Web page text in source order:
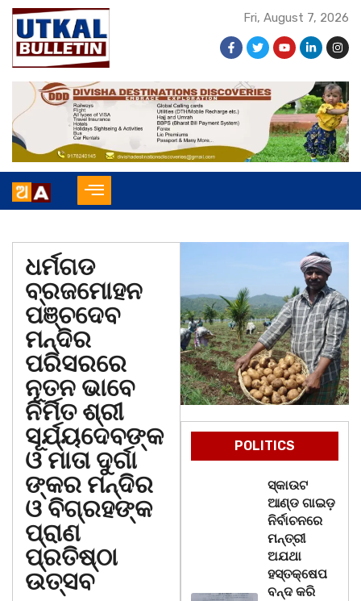
Fri, August 7, 2026
ଧର୍ମଗଡ
ବ୍ରଜମୋହନ
ପଞ୍ଚଦେବ
ମନ୍ଦିର
ପରିସରରେ
ନୂତନ ଭାବେ
ନିର୍ମିତ ଶ୍ରୀ
ସୂର୍ଯ୍ୟଦେବଙ୍କ
ଓ ମାତା ଦୁର୍ଗା
ଙ୍କର ମନ୍ଦିର
ଓ ବିଗ୍ରହଙ୍କ
ପ୍ରାଣ
ପ୍ରତିଷ୍ଠା
ଉତ୍ସବ
POLITICS
ସ୍କାଉଟ
ଆଣ୍ଡ ଗାଇଡ଼
ନିର୍ବାଚନରେ
ମନ୍ତ୍ରୀ
ଅଯଥା
ହସ୍ତକ୍ଷେପ
ବନ୍ଦ କରି